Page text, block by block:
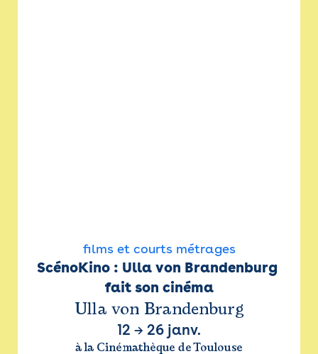
films et courts métrages
ScénoKino : Ulla von Brandenburg
fait son cinéma
Ulla von Brandenburg
12 → 26 janv.
à la Cinémathèque de Toulouse